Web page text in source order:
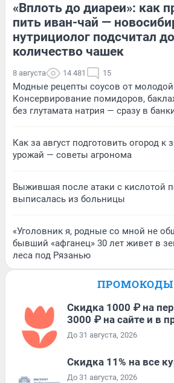
«Вплоть до диареи»: как
пить иван-чай —
нутрициолог подсчитал
количество чашек
8 августа 14 481 15
Модные рецепты соусов от молодой
Консервирование помидоров,
без глутамата натрия — сразу в
Как за август подготовить огород к
урожай — советы агронома
Выжившая после атаки с кислотой
выписалась из больницы
«Уголовник я, родные со мной не
бывший «афганец» 30 лет живет в
леса под Рязанью
ПРОМОКОДЫ
Скидка 1000 ₽ на
3000 ₽ на сайте и в
До 31 августа, 2026
Скидка 11% на все
До 31 августа, 2026